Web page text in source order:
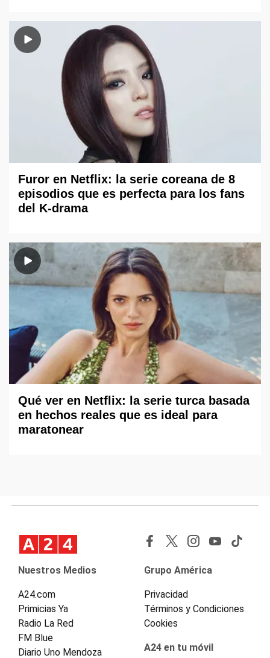
Furor en Netflix: la serie coreana de 8
episodios que es perfecta para los fans
del K-drama
Qué ver en Netflix: la serie turca basada
en hechos reales que es ideal para
maratonear
Nuestros Medios
A24.com
Primicias Ya
Radio La Red
FM Blue
Diario Uno Mendoza
Grupo América
Privacidad
Términos y Condiciones
Cookies
A24 en tu móvil